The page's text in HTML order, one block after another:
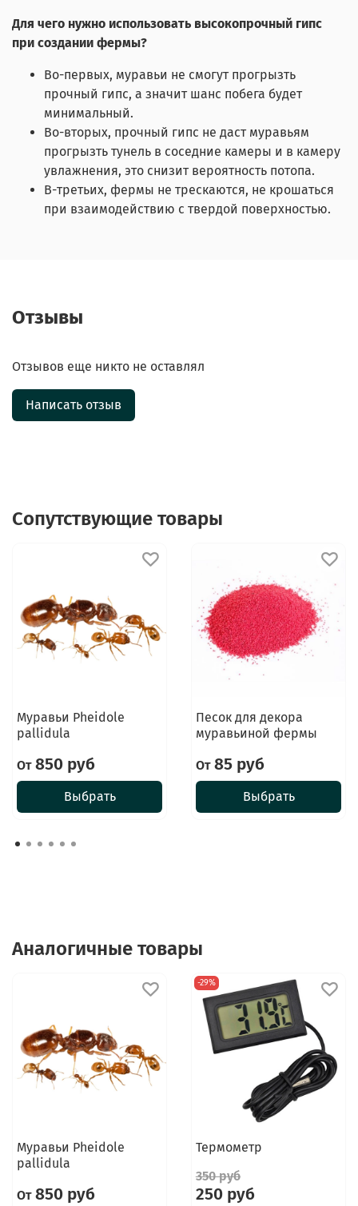
Для чего нужно использовать высокопрочный гипс
при создании фермы?
Во-первых, муравьи не смогут прогрызть
прочный гипс, а значит шанс побега будет
минимальный.
Во-вторых, прочный гипс не даст муравьям
прогрызть тунель в соседние камеры и в камеру
увлажнения, это снизит вероятность потопа.
В-третьих, фермы не трескаются, не крошаться
при взаимодействию с твердой поверхностью.
Отзывы
Отзывов еще никто не оставлял
Написать отзыв
Сопутствующие товары
Муравьи Pheidole
pallidula
От850 руб
Выбрать
Песок для декора
муравьиной фермы
От85 руб
Выбрать
Аналогичные товары
Муравьи Pheidole
pallidula
От850 руб
-29%
Термометр
350 руб
250 руб